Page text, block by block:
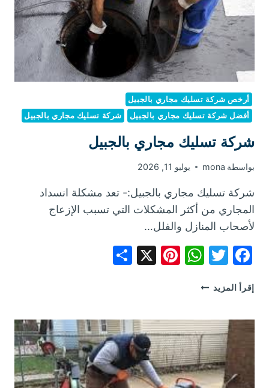
أرخص شركة تسليك مجاري بالجبيل
أفضل شركة تسليك مجاري بالجبيل
شركة تسليك مجاري بالجبيل
شركة تسليك مجاري بالجبيل
بواسطة mona يوليو 11, 2026
شركة تسليك مجاري بالجبيل:- تعد مشكلة انسداد
المجاري من أكثر المشكلات التي تسبب الإزعاج
لأصحاب المنازل والفلل…
Facebook
Twitter
WhatsApp
Pinterest
X
إقرأ المزيد شركة
بالجبيل